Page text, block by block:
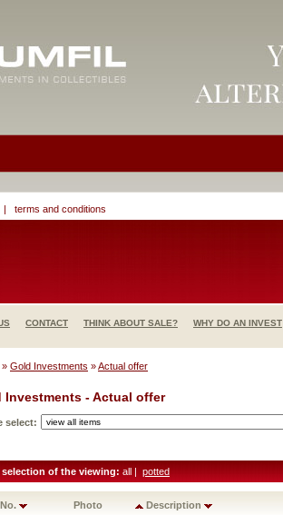
| terms and conditions
CONTACT THINK ABOUT SALE? WHY DO AN INVEST
» Gold Investments »Actual offer
Investments - Actual offer
select:
selection of the viewing: all | potted
No. Photo Description